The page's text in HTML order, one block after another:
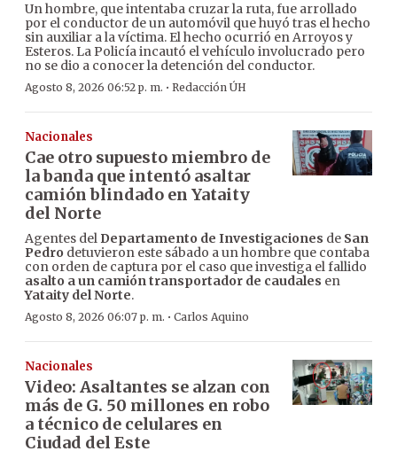
Un hombre, que intentaba cruzar la ruta, fue arrollado
por el conductor de un automóvil que huyó tras el hecho
sin auxiliar a la víctima. El hecho ocurrió en Arroyos y
Esteros. La Policía incautó el vehículo involucrado pero
no se dio a conocer la detención del conductor.
Agosto 8, 2026 06:52 p. m. · Redacción ÚH
Nacionales
Cae otro supuesto miembro de
la banda que intentó asaltar
camión blindado en Yataity
del Norte
Agentes del Departamento de Investigaciones de San
Pedro detuvieron este sábado a un hombre que contaba
con orden de captura por el caso que investiga el fallido
asalto a un camión transportador de caudales en
Yataity del Norte.
Agosto 8, 2026 06:07 p. m. · Carlos Aquino
Nacionales
Video: Asaltantes se alzan con
más de G. 50 millones en robo
a técnico de celulares en
Ciudad del Este